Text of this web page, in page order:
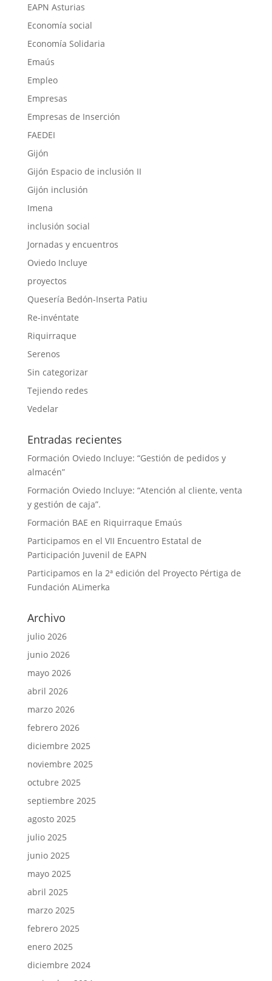
EAPN Asturias
Economía social
Economía Solidaria
Emaús
Empleo
Empresas
Empresas de Inserción
FAEDEI
Gijón
Gijón Espacio de inclusión II
Gijón inclusión
Imena
inclusión social
Jornadas y encuentros
Oviedo Incluye
proyectos
Quesería Bedón-Inserta Patiu
Re-invéntate
Riquirraque
Serenos
Sin categorizar
Tejiendo redes
Vedelar
Entradas recientes
Formación Oviedo Incluye: “Gestión de pedidos y
almacén”
Formación Oviedo Incluye: “Atención al cliente, venta
y gestión de caja”.
Formación BAE en Riquirraque Emaús
Participamos en el VII Encuentro Estatal de
Participación Juvenil de EAPN
Participamos en la 2ª edición del Proyecto Pértiga de
Fundación ALimerka
Archivo
julio 2026
junio 2026
mayo 2026
abril 2026
marzo 2026
febrero 2026
diciembre 2025
noviembre 2025
octubre 2025
septiembre 2025
agosto 2025
julio 2025
junio 2025
mayo 2025
abril 2025
marzo 2025
febrero 2025
enero 2025
diciembre 2024